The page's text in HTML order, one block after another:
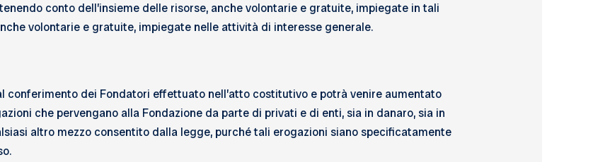
conto dell’insieme delle risorse, anche volontarie e gratuite, impiegate in tali
volontarie e gratuite, impiegate nelle attività di interesse generale.
conferimento dei Fondatori effettuato nell’atto costitutivo e potrà venire aumentato
che pervengano alla Fondazione da parte di privati e di enti, sia in danaro, sia in
altro mezzo consentito dalla legge, purché tali erogazioni siano specificatamente